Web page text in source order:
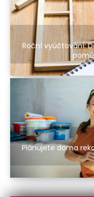
Roční vyúčtování:
Plánujete doma